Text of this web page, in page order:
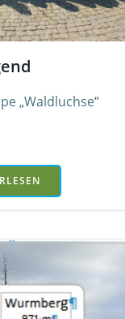
„Waldluchse“